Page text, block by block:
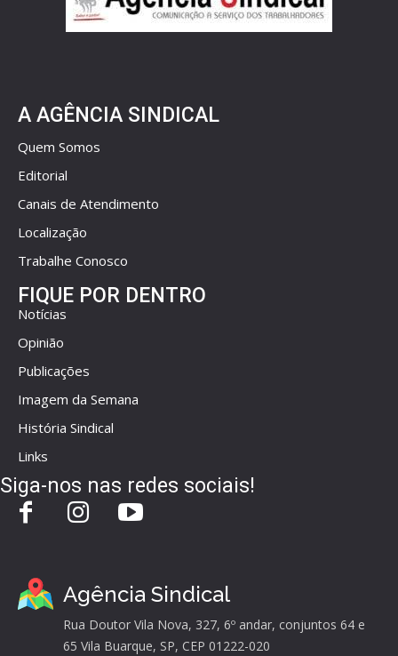
A AGÊNCIA SINDICAL
Quem Somos
Editorial
Canais de Atendimento
Localização
Trabalhe Conosco
FIQUE POR DENTRO
Notícias
Opinião
Publicações
Imagem da Semana
História Sindical
Links
Siga-nos nas redes sociais!
Agência Sindical
Rua Doutor Vila Nova, 327, 6º andar, conjuntos 64 e
65 Vila Buarque, SP, CEP 01222-020